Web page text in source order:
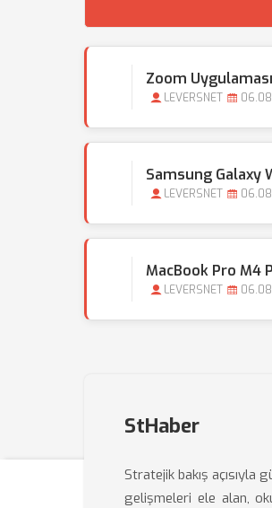
Zoom
LEVERSNET
Samsung Galaxy
LEVERSNET
MacBook Pro M4
LEVERSNET
StHaber
Stratejik bakış açısıyla
gelişmeleri ele alan,